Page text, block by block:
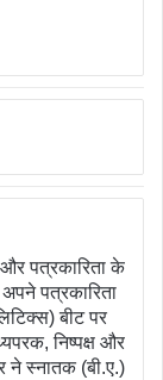
पत्रकारिता के
पत्रकारिता
बीट पर
निष्पक्ष और
ने स्नातक (बी.ए.)